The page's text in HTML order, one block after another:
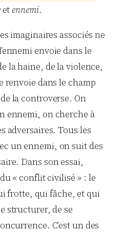
et ennemi.
imaginaires associés ne
envoie dans le
la haine, de la violence,
renvoie dans le champ
la controverse. On
ennemi, on cherche à
adversaires. Tous les
un ennemi, on suit des
Dans son essai,
« conflit civilisé » : le
frotte, qui fâche, et qui
structurer, de se
C’est un des